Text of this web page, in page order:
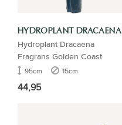
HYDROPLANT DRACAENA
Hydroplant Dracaena
Fragrans Golden Coast
95cm 15cm
44,95